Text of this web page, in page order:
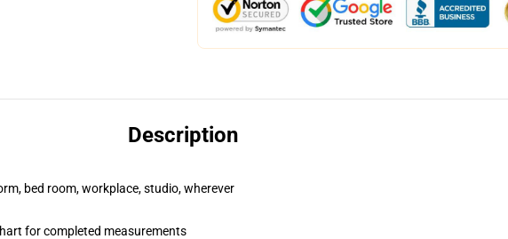
Description
bed room, workplace, studio, wherever
for completed measurements